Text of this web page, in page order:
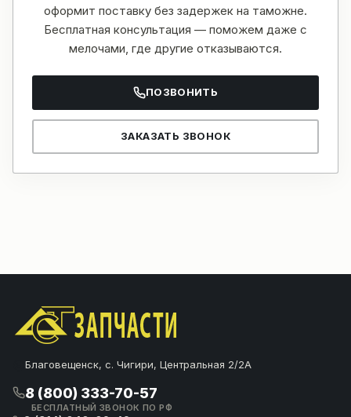
оформит поставку без задержек на таможне.
Бесплатная консультация — поможем даже с
мелочами, где другие отказываются.
ПОЗВОНИТЬ
ЗАКАЗАТЬ ЗВОНОК
Благовещенск, с. Чигири, Центральная 2/2А
8 (800) 333-70-57
БЕСПЛАТНЫЙ ЗВОНОК ПО РФ